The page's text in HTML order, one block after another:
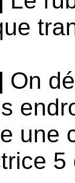
On
une